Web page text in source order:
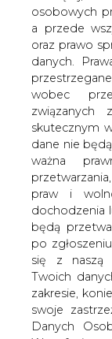
wobec
związanych
skutecznym
dane nie
ważna
praw i
dochodzenia
będą
po
się z naszą
Twoich
zakresie,
swoje
Danych
Wycofanie
prawem
wycofaniem.
Na
Urzędzie
wersja
pasa
gazociągu
Żerań.
Firma Utila z
zlecenie Gaz-
ekspertów i
kolorowych
funkcjonalno-
warunkowały
i krzewów.